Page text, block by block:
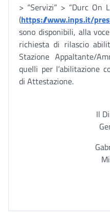
> “Servizi” > “Durc On
(https://www.inps.it/
sono disponibili, alla
richiesta di rilascio
Stazione Appaltante/
quelli per l’abilitazione
di Attestazione.
Il